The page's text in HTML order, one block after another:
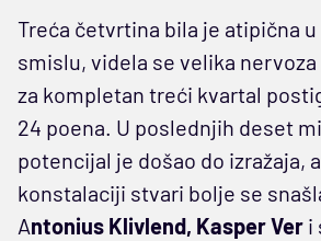
Treća četvrtina bila je atipična
smislu, videla se velika nervoza
za kompletan treći kvartal
24 poena. U poslednjih deset
potencijal je došao do izražaja,
konstalaciji stvari bolje se
Antonius Klivlend, Kasper Ver i